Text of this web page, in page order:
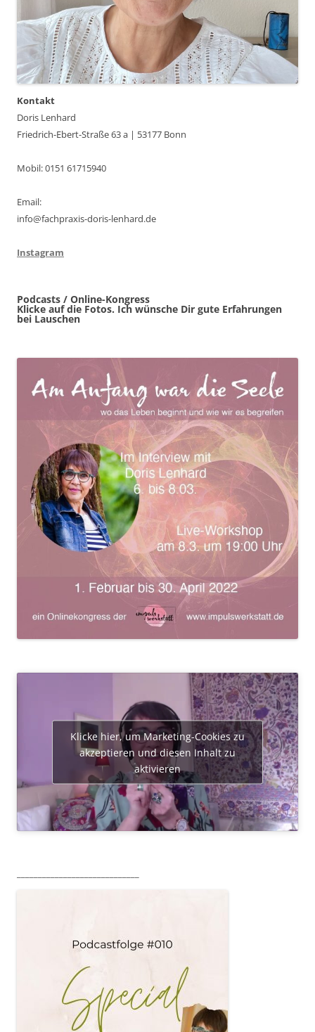
Kontakt
Doris Lenhard
Friedrich-Ebert-Straße 63 a | 53177 Bonn
Mobil: 0151 61715940
Email:
info@fachpraxis-doris-lenhard.de
Instagram
Podcasts / Online-Kongress
Klicke auf die Fotos. Ich wünsche Dir gute Erfahrungen
bei Lauschen
Klicke hier, um Marketing-Cookies zu
akzeptieren und diesen Inhalt zu
aktivieren